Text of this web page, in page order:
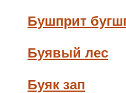
Бушприт
Буявый лес
Буяк зап